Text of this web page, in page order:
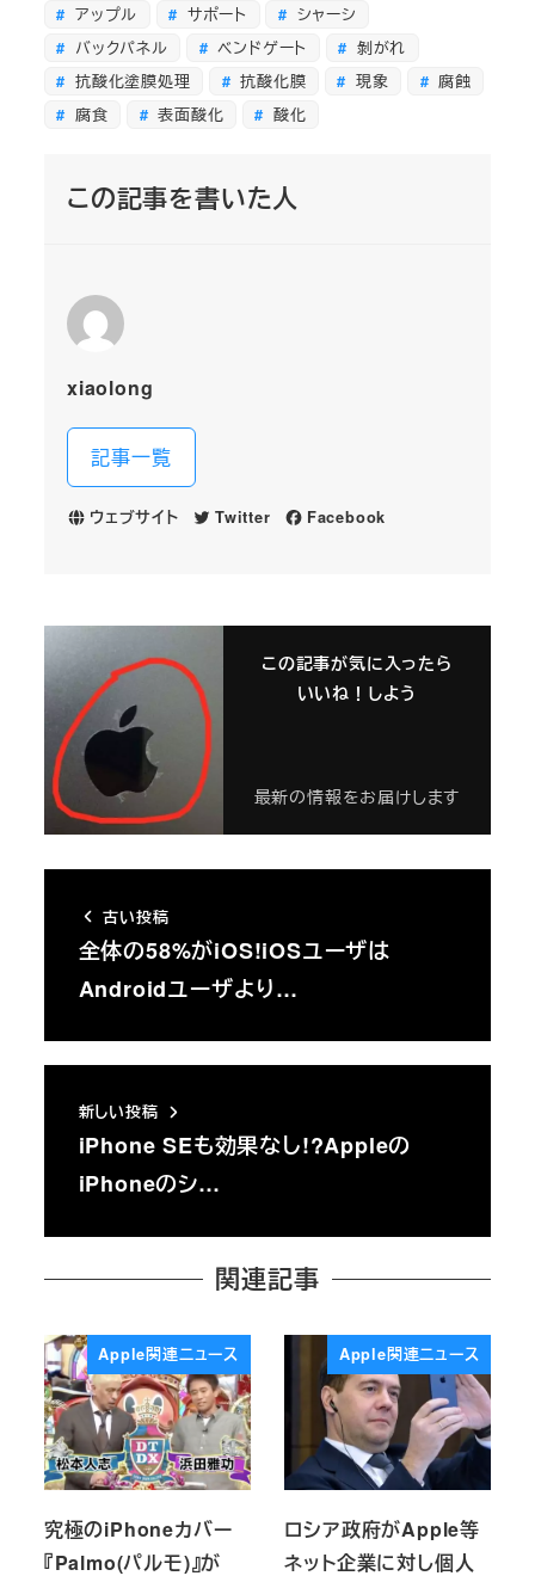
アップル
サポート
シャーシ
バックパネル
ベンドゲート
剝がれ
抗酸化塗膜処理
抗酸化膜 現象
腐蝕
腐食
表面酸化 酸化
この記事を書いた人
xiaolong
記事一覧
ウェブサイト Twitter Facebook
この記事が気に入ったら
いいね！しよう
最新の情報をお届けします
古い投稿
全体の58%がiOS!iOSユーザは
Androidユーザより…
新しい投稿
iPhone SEも効果なし!?Appleの
iPhoneのシ…
関連記事
Apple関連ニュース
究極のiPhoneカバー
『Palmo(パルモ)』が
Apple関連ニュース
ロシア政府がApple等
ネット企業に対し個人